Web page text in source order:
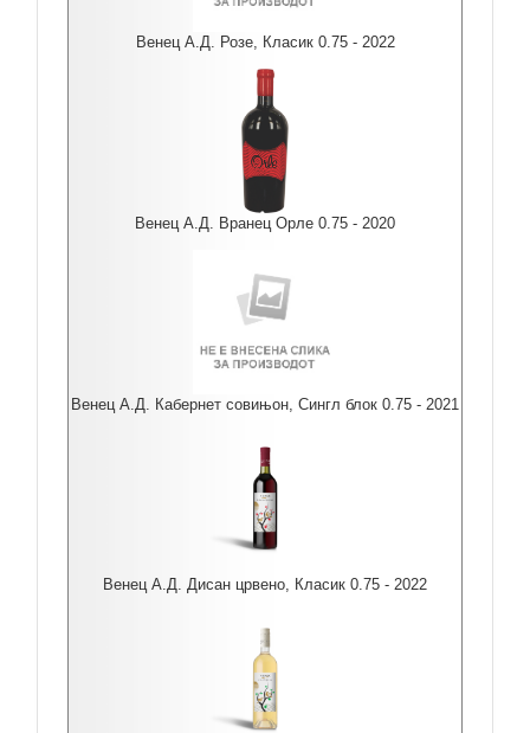
Венец А.Д. Розе, Класик 0.75 - 2022
Венец А.Д. Вранец Орле 0.75 - 2020
Венец А.Д. Кабернет совињон, Сингл блок 0.75 - 2021
Венец А.Д. Дисан црвено, Класик 0.75 - 2022